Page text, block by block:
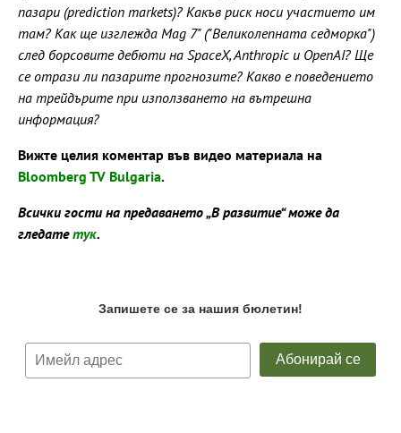
пазари (prediction markets)? Какъв риск носи участието им
там? Как ще изглежда Mag 7" ("Великолепната седморка")
след борсовите дебюти на SpaceX, Anthropic и OpenAI? Ще
се отрази ли пазарите прогнозите? Какво е поведението
на трейдърите при използването на вътрешна
информация?
Вижте целия коментар във видео материала на
Bloomberg TV Bulgaria.
Всички гости на предаването „В развитие“ може да
гледатетук.